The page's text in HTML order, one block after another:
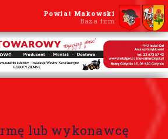
Powiat Makowski
Baza firm
lub wykonawcę